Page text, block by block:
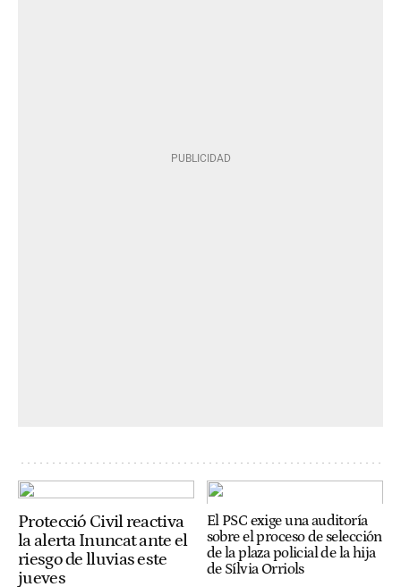
Protecció Civil reactiva
la alerta Inuncat ante el
riesgo de lluvias este
jueves
El PSC exige una auditoría
sobre el proceso de selección
de la plaza policial de la hija
de Sílvia Orriols